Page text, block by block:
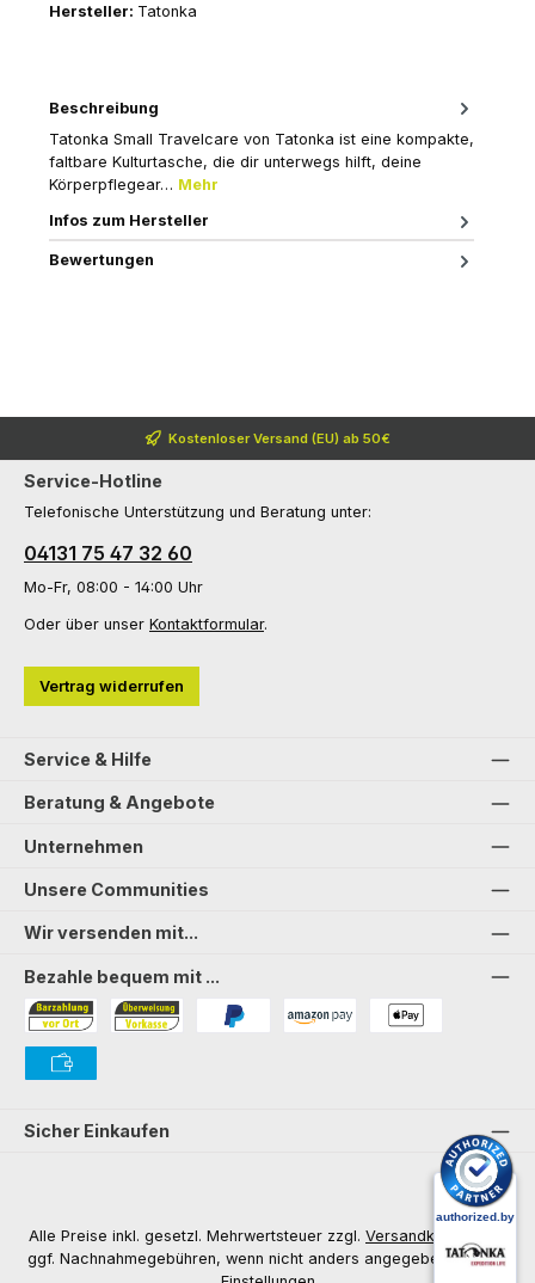
Hersteller: Tatonka
Beschreibung
Tatonka Small Travelcare von Tatonka ist eine kompakte,
faltbare Kulturtasche, die dir unterwegs hilft, deine
Körperpflegear… Mehr
Infos zum Hersteller
Bewertungen
Kostenloser Versand (EU) ab 50€
Service-Hotline
Telefonische Unterstützung und Beratung unter:
04131 75 47 32 60
Mo-Fr, 08:00 - 14:00 Uhr
Oder über unser Kontaktformular.
Vertrag widerrufen
Service & Hilfe
Beratung & Angebote
Unternehmen
Unsere Communities
Wir versenden mit...
Bezahle bequem mit ...
Bezahlung in der Filiale
Sicher Einkaufen
Alle Preise inkl. gesetzl. Mehrwertsteuer zzgl. Versandkosten
ggf. Nachnahmegebühren, wenn nicht anders angegeben.Cookie